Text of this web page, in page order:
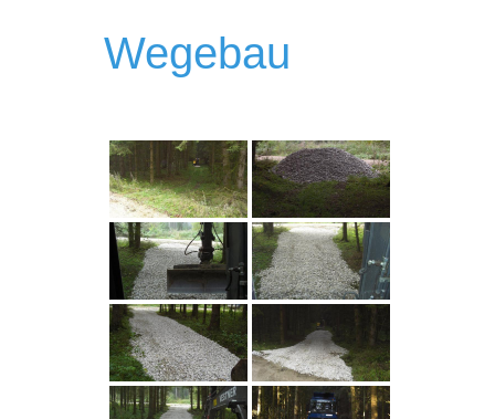
Wegebau